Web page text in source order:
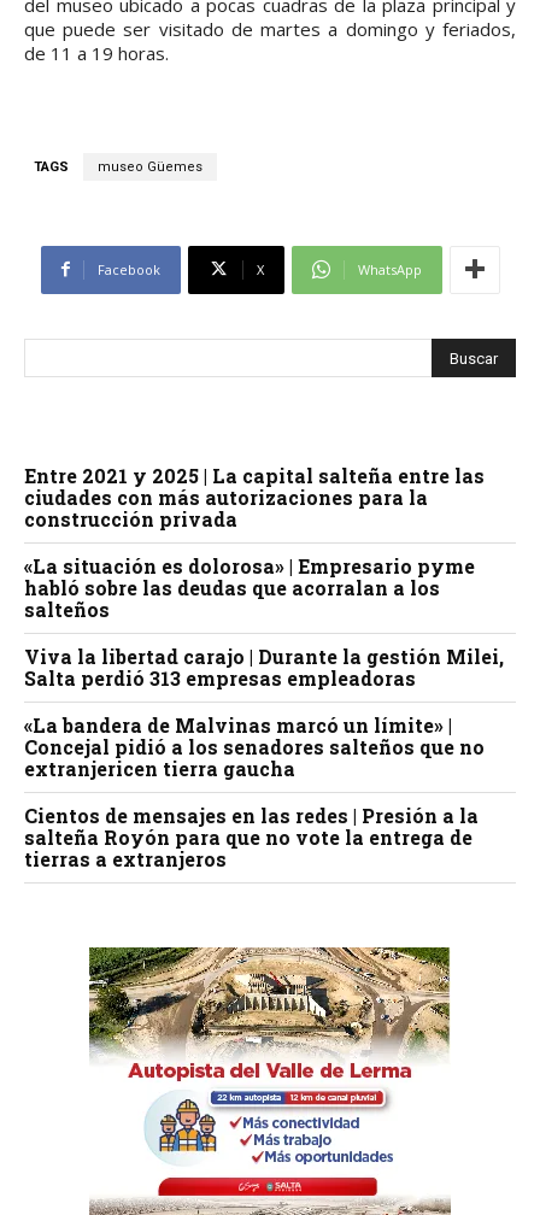
que puede ser visitado de martes a domingo y feriados,
de 11 a 19 horas.
TAGS museo Güemes
Facebook X WhatsApp
Entre 2021 y 2025 | La capital salteña entre las
ciudades con más autorizaciones para la
construcción privada
«La situación es dolorosa» | Empresario pyme
habló sobre las deudas que acorralan a los
salteños
Viva la libertad carajo | Durante la gestión Milei,
Salta perdió 313 empresas empleadoras
«La bandera de Malvinas marcó un límite» |
Concejal pidió a los senadores salteños que no
extranjericen tierra gaucha
Cientos de mensajes en las redes | Presión a la
salteña Royón para que no vote la entrega de
tierras a extranjeros